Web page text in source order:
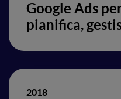
Google Ads
pianifica,
2018